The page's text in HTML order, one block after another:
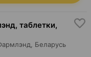
таблетки,
, Беларусь